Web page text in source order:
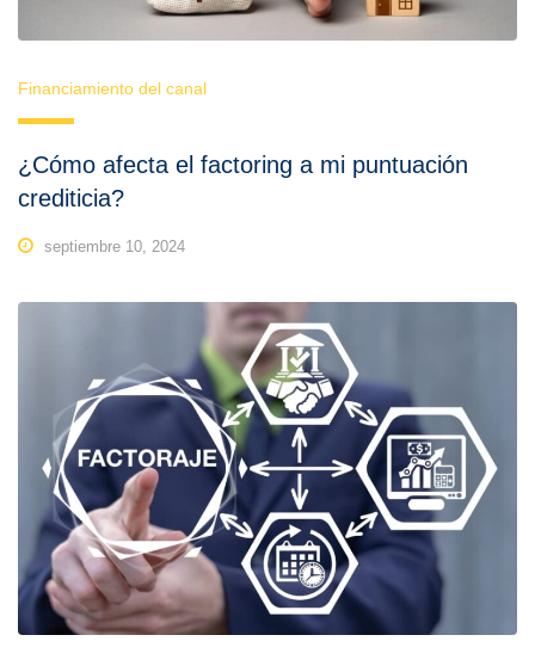
Financiamiento del canal
¿Cómo afecta el factoring a mi puntuación
crediticia?
septiembre 10, 2024